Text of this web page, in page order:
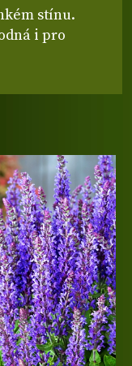
stínu.
i pro